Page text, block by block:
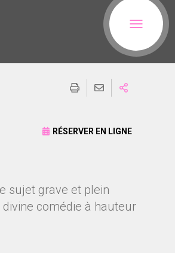
RÉSERVER EN LIGNE
sujet grave et plein
comédie à hauteur